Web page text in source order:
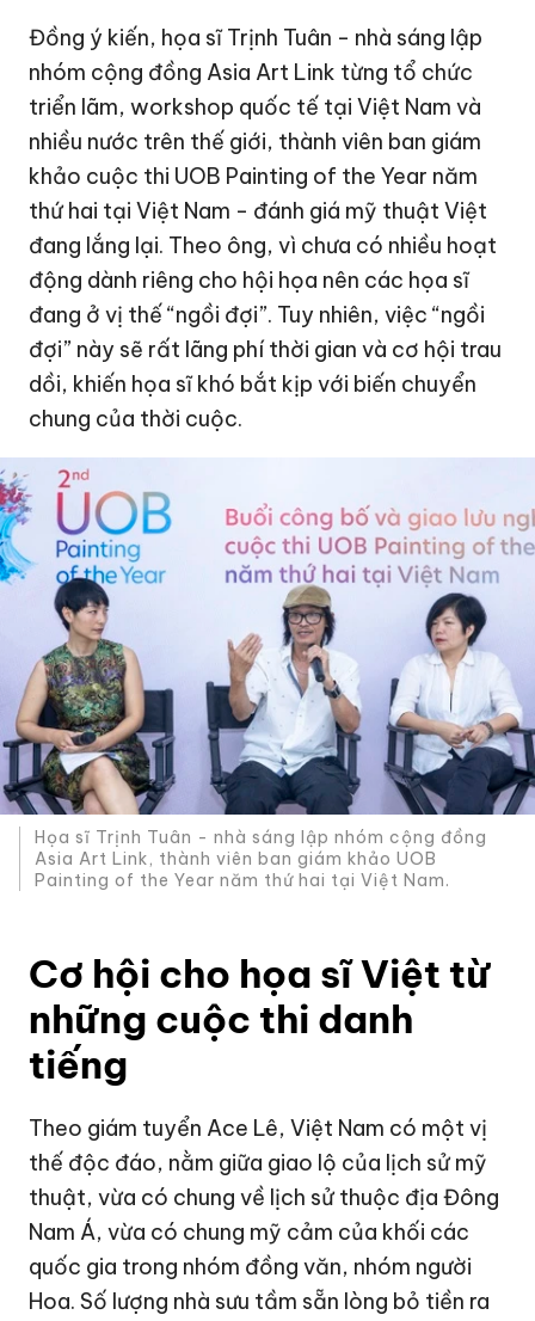
Đồng ý kiến, họa sĩ Trịnh Tuân - nhà sáng lập
nhóm cộng đồng Asia Art Link từng tổ chức
triển lãm, workshop quốc tế tại Việt Nam và
nhiều nước trên thế giới, thành viên ban giám
khảo cuộc thi UOB Painting of the Year năm
thứ hai tại Việt Nam - đánh giá mỹ thuật Việt
đang lắng lại. Theo ông, vì chưa có nhiều hoạt
động dành riêng cho hội họa nên các họa sĩ
đang ở vị thế “ngồi đợi”. Tuy nhiên, việc “ngồi
đợi” này sẽ rất lãng phí thời gian và cơ hội trau
dồi, khiến họa sĩ khó bắt kịp với biến chuyển
chung của thời cuộc.
Họa sĩ Trịnh Tuân - nhà sáng lập nhóm cộng đồng
Asia Art Link, thành viên ban giám khảo UOB
Painting of the Year năm thứ hai tại Việt Nam.
Cơ hội cho họa sĩ Việt từ
những cuộc thi danh
tiếng
Theo giám tuyển Ace Lê, Việt Nam có một vị
thế độc đáo, nằm giữa giao lộ của lịch sử mỹ
thuật, vừa có chung về lịch sử thuộc địa Đông
Nam Á, vừa có chung mỹ cảm của khối các
quốc gia trong nhóm đồng văn, nhóm người
Hoa. Số lượng nhà sưu tầm sẵn lòng bỏ tiền ra